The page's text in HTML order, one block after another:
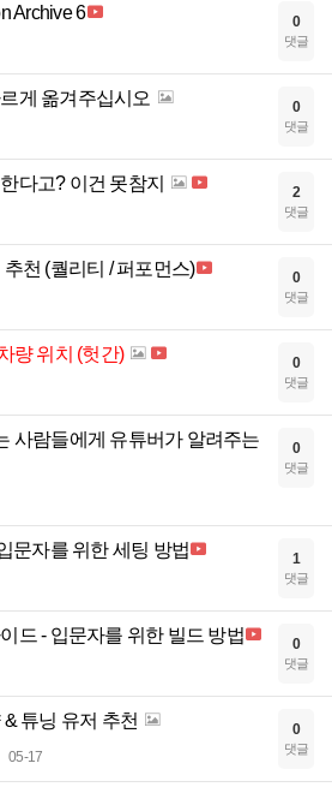
Archive 6 0
댓글
게 옮겨주십시오 0
댓글
다고? 이건 못참지 2
댓글
천 (퀄리티 / 퍼포먼스) 0
댓글
량 위치 (헛간) 0
댓글
사람들에게 유튜버가 알려주는
0
댓글
문자를 위한 세팅 방법 1
댓글
드 - 입문자를 위한 빌드 방법 0
댓글
튜닝 유저 추천
05-17
0
댓글